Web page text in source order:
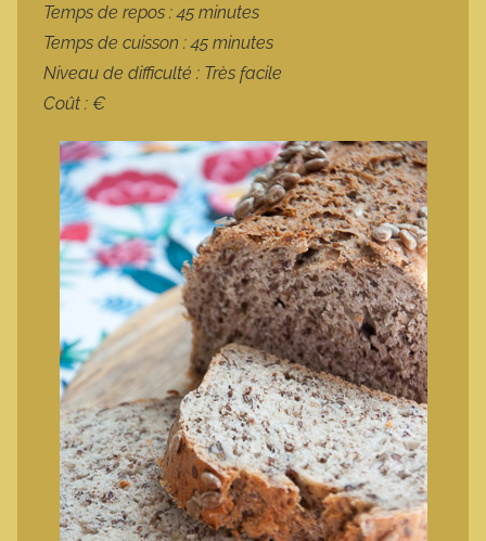
Temps de repos : 45 minutes
Temps de cuisson : 45 minutes
Niveau de difficulté : Très facile
Coût : €